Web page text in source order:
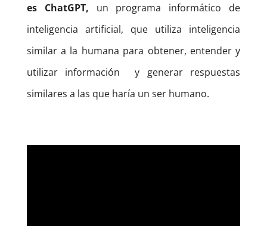
es ChatGPT, un programa informático de
inteligencia artificial, que utiliza inteligencia
similar a la humana para obtener, entender y
utilizar información
y generar respuestas
similares a las que haría un ser humano.